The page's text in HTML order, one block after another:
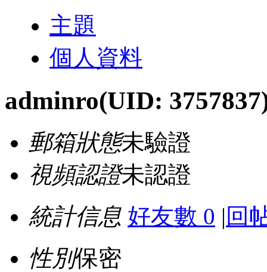
主題
個人資料
adminro(UID:
郵箱狀態未驗證
視頻認證未認證
統計信息 好友數 0 | 回
性別保密